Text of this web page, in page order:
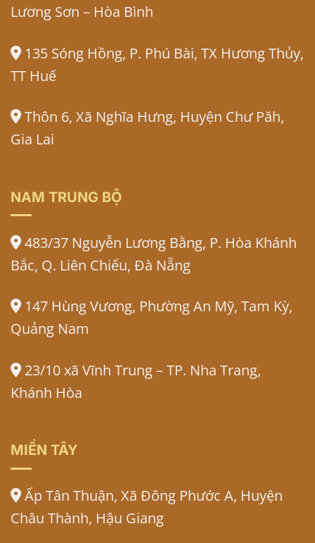
Lương Sơn – Hòa Bình
135 Sóng Hồng, P. Phú Bài, TX Hương Thủy,
TT Huế
Thôn 6, Xã Nghĩa Hưng, Huyện Chư Păh,
Gia Lai
NAM TRUNG BỘ
483/37 Nguyễn Lương Bằng, P. Hòa Khánh
Bắc, Q. Liên Chiểu, Đà Nẵng
147 Hùng Vương, Phường An Mỹ, Tam Kỳ,
Quảng Nam
23/10 xã Vĩnh Trung – TP. Nha Trang,
Khánh Hòa
MIỀN TÂY
Ấp Tân Thuận, Xã Đông Phước A, Huyện
Châu Thành, Hậu Giang